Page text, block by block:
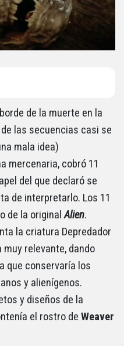
de la muerte en la
las secuencias casi se
mala idea)
mercenaria, cobró 11
del que declaró se
de interpretarlo. Los 11
de la originalAlien.
la criatura Depredador
relevante, dando
que conservaría los
y alienígenos.
y diseños de la
el rostro de Weaver